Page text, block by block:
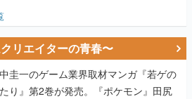
リエイターの青春〜
圭一のゲーム業界取材マンガ『若ゲの
り』第2巻が発売。『ポケモン』田尻